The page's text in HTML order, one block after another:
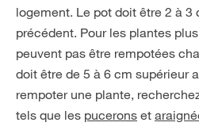
logement. Le pot doit être 2 à 3
précédent. Pour les plantes
peuvent pas être rempotées
doit être de 5 à 6 cm supérieur
rempoter une plante,
tels que les pucerons et